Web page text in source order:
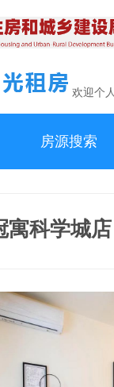
欢迎个
房源搜索
寓科学城